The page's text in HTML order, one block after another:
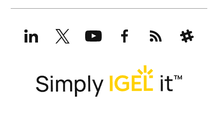
LinkedInX
(formerly
Twitter)
YouTubeFacebookRSS Slack